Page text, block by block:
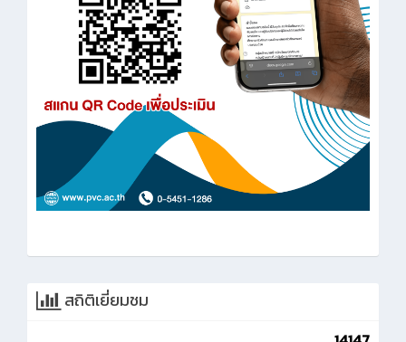
สถิติเยี่ยมชม